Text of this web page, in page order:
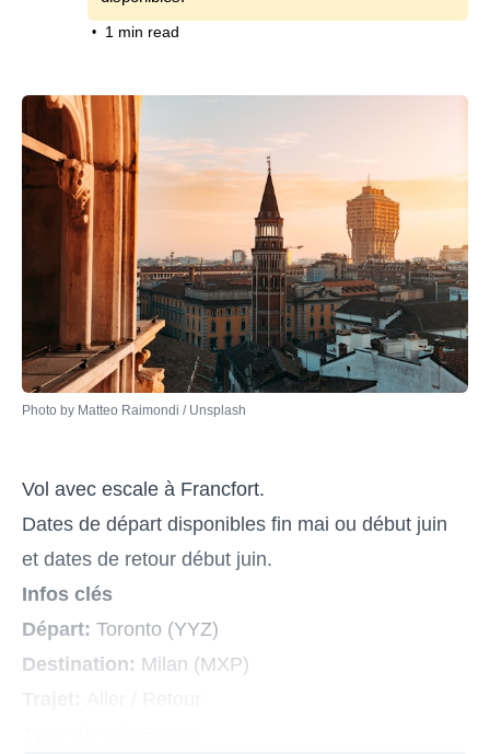
• 1 min read
Photo by Matteo Raimondi / Unsplash
Vol avec escale à Francfort.
Dates de départ disponibles fin mai ou début juin
et dates de retour début juin.
Infos clés
Départ: Toronto (YYZ)
Destination: Milan (MXP)